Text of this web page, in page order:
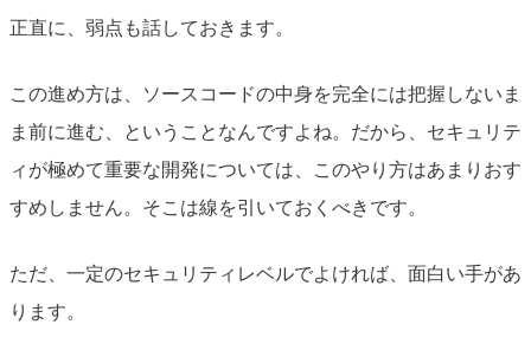
正直に、弱点も話しておきます。
この進め方は、ソースコードの中身を完全には把握しないま
ま前に進む、ということなんですよね。だから、セキュリテ
ィが極めて重要な開発については、このやり方はあまりおす
すめしません。そこは線を引いておくべきです。
ただ、一定のセキュリティレベルでよければ、面白い手があ
ります。